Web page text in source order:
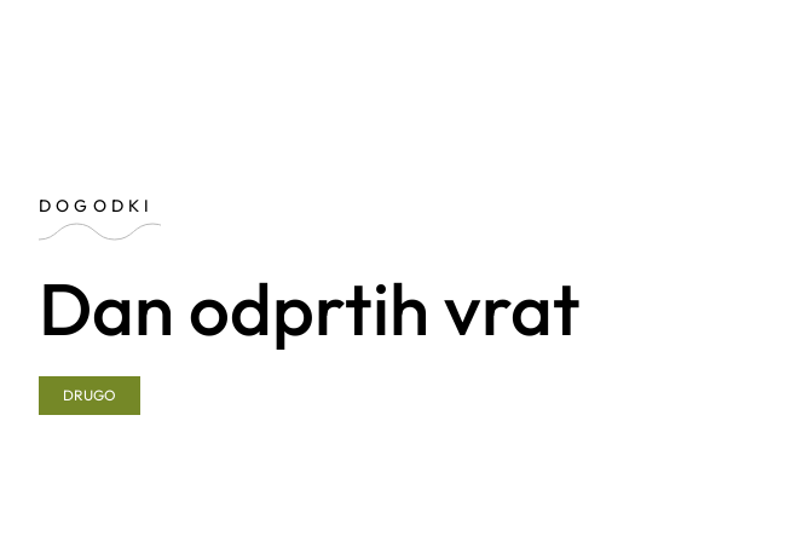
DOGODKI
Dan odprtih vrat
DRUGO